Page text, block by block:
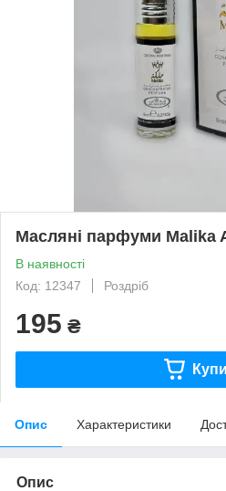
Масляні парфуми Malika
В наявності
Код: 12347
Роздріб
195 ₴
Опис Характеристики
Опис